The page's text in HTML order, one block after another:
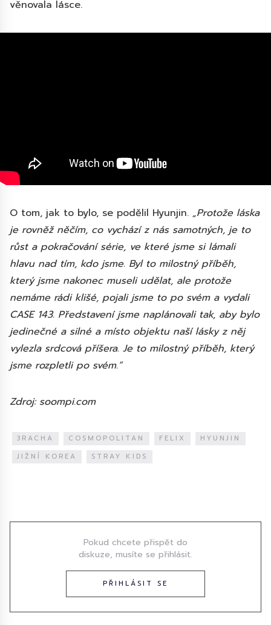
věnovala lásce.
O tom, jak to bylo, se podělil Hyunjin. „Protože láska
je rovněž něčím, co vychází z nás samotných, je to
růst a pokračování série, ve které jsme si lámali
hlavu nad tím, kdo jsme. Byl to milostný příběh,
který jsme nakonec museli udělat, ale protože
nemáme rádi klišé, pojali jsme to po svém a vydali
CASE 143. Představení jsme naplánovali tak, aby bylo
jedinečné a silné a místo objektu naší lásky z něj
vylezla srdcová příšera. Je to milostný příběh, který
jsme rozpletli po svém.“
Zdroj: soompi.com
3RACHA COSMOPOLITAN FELIX
HYUNJIN
JIŽNÍ KOREA
STRAY KIDS
Pokud chcete přispět do
diskuze, musíte se přihlásit.
PŘIHLÁSIT SE